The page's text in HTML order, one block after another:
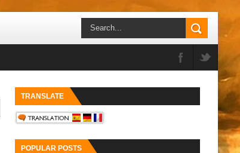
TRANSLATE
POPULAR POSTS